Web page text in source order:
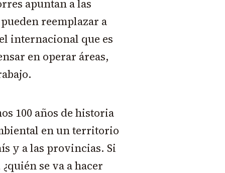
apuntan a las
reemplazar a
internacional que es
en operar áreas,
100 años de historia
en un territorio
y a las provincias. Si
se va a hacer